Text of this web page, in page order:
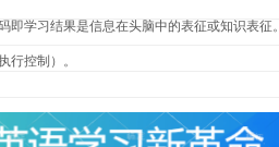
学习结果是信息在头脑中的表征或知识表征。
行控制）。